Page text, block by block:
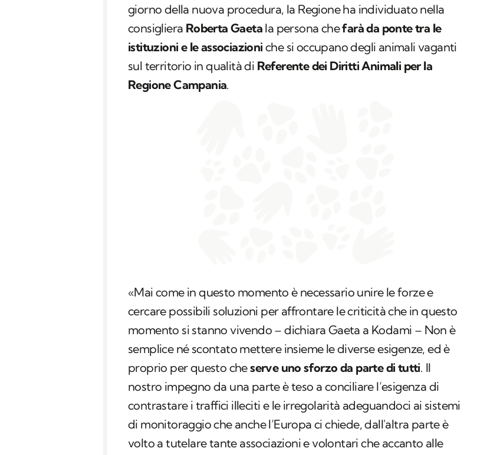
giorno della nuova procedura, la Regione ha individuato nella
consigliera Roberta Gaeta la persona chefarà da ponte tra le
istituzioni e le associazioni che si occupano degli animali vaganti
sul territorio in qualità di Referente dei Diritti Animali per la
Regione Campania.
«Mai come in questo momento è necessario unire le forze e
cercare possibili soluzioni per affrontare le criticità che in questo
momento si stanno vivendo – dichiara Gaeta a Kodami – Non è
semplice né scontato mettere insieme le diverse esigenze, ed è
proprio per questo cheserve uno sforzo da parte di tutti. Il
nostro impegno da una parte è teso a conciliare l’esigenza di
contrastare i traffici illeciti e le irregolarità adeguandoci ai sistemi
di monitoraggio che anche l’Europa ci chiede, dall'altra parte è
volto a tutelare tante associazioni e volontari che accanto alle